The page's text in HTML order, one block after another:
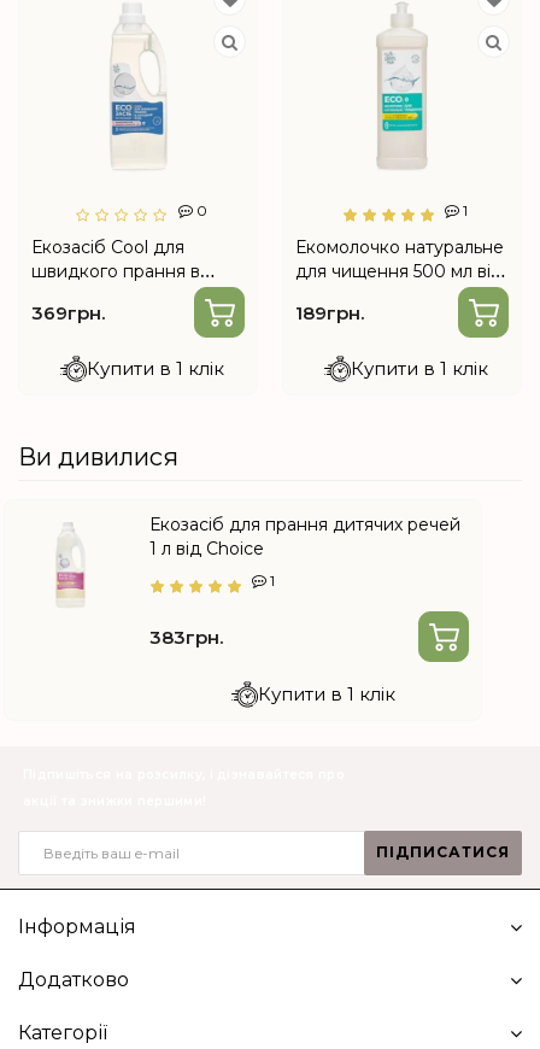
0
Екозасіб Cool для
швидкого прання в
холодній воді 1 л від
Choice
369грн.
Купити в 1 клік
1
Екомолочко натуральне
для чищення 500 мл від
189грн.
Купити в 1 клік
Ви дивилися
Екозасіб для прання дитячих речей
1 л від Choice
1
383грн.
Купити в 1 клік
ПІДПИСАТИСЯ
Інформація
Додатково
Категорії